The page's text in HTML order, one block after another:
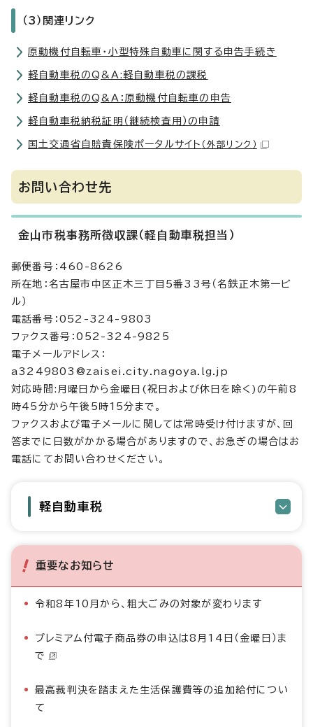
（3）関連リンク
原動機付自転車・小型特殊自動車に関する申告手続き
軽自動車税のQ&A:軽自動車税の課税
軽自動車税のQ&A：原動機付自転車の申告
軽自動車税納税証明（継続検査用）の申請
国土交通省自賠責保険ポータルサイト （外部リンク）
お問い合わせ先
金山市税事務所徴収課（軽自動車税担当）
郵便番号：460-8626
所在地：名古屋市中区正木三丁目5番33号（名鉄正木第一ビ
ル）
電話番号：052-324-9803
ファクス番号：052-324-9825
電子メールアドレス：
a3249803@zaisei.city.nagoya.lg.jp
対応時間:月曜日から金曜日(祝日および休日を除く)の午前8
時45分から午後5時15分まで。
ファクスおよび電子メールに関しては常時受け付けますが、回
答までに日数がかかる場合がありますので、お急ぎの場合はお
電話にてお問い合わせください。
軽自動車税
重要なお知らせ
令和8年10月から、粗大ごみの対象が変わります
プレミアム付電子商品券の申込は8月14日（金曜日）ま
で
最高裁判決を踏まえた生活保護費等の追加給付につい
て